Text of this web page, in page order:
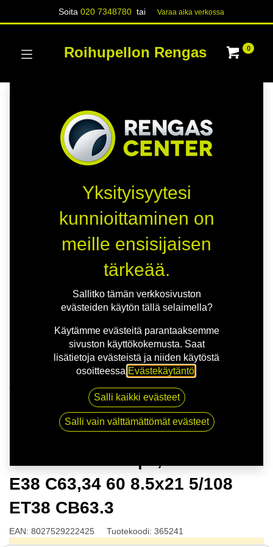
Soita020 7348780 tai Varaa aika verk​​​​ossa
Roihupellon Rengas 0
MSW 51 G.BLK | 8,5X21 5-108 E38 C63,34 60 8.5x21
5/108 ET38 CB63.3
E38 C63,34 60 8.5x21 5/108
ET38 CB63.3
EAN: 8027529222425 Tuotekoodi: 365241
Yksityisyytesi
kunnioittaminen on
meille ensisijaisen
tärkeää.
Sallitko tämän verkkosivuston
evästeiden käytön tällä selaimella?
Käytämme evästeitä parantaaksemme
sivuston käyttökokemusta. Saat
lisätietoja evästeistä ja niiden käytöstä
osoitteessa Evästekäytäntö
Salli kaikki evästeet
Salli vain välttämättömät evästeet